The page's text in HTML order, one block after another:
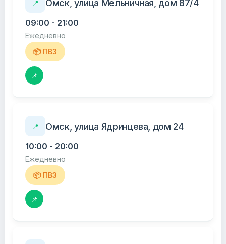
📍 Омск, улица Мельничная, дом 87/4
09:00 - 21:00
Ежедневно
📦 ПВЗ
📌
📍 Омск, улица Ядринцева, дом 24
10:00 - 20:00
Ежедневно
📦 ПВЗ
📌